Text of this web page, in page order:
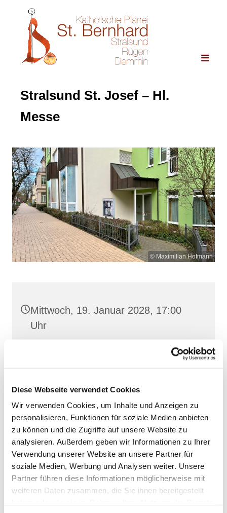
Diese Webseite verwendet Cookies
Wir verwenden Cookies, um Inhalte und Anzeigen zu
personalisieren, Funktionen für soziale Medien anbieten
zu können und die Zugriffe auf unsere Website zu
analysieren. Außerdem geben wir Informationen zu Ihrer
Verwendung unserer Website an unsere Partner für
soziale Medien, Werbung und Analysen weiter. Unsere
Partner führen diese Informationen möglicherweise mit
weiteren Daten zusammen, die Sie ihnen bereitgestellt
Stralsund St. Josef – Hl.
Messe
© Maximilian Hofmann
Mittwoch, 19. Januar 2028, 17:00
Uhr
St. Josef, Stralsund, Jungfernstieg
3A, 18437 Stralsund